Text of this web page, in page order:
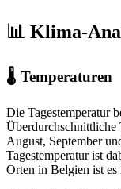
📊 Klima-
🌡 Temperaturen
Die Tagestemperatur
Überdurchschnittliche
August, September
Tagestemperatur ist
Orten in Belgien ist es